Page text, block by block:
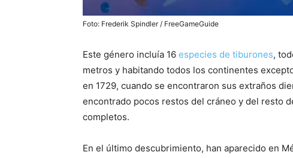
Foto: Frederik Spindler / FreeGameGuide
Este género incluía 16 especies de tiburones,
metros y habitando todos los continentes
en 1729, cuando se encontraron sus extraños
encontrado pocos restos del cráneo y del resto
completos.
En el último descubrimiento, han aparecido en